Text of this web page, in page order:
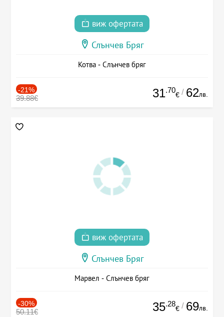
виж офертата
Слънчев Бряг
Котва - Слънчев бряг
-21%
39.88€ 31.70
€ / 62лв.
виж офертата
Слънчев Бряг
Марвел - Слънчев бряг
-30%
50.11€ 35.28
€ / 69лв.